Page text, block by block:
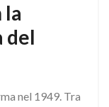
la
del
nel 1949. Tra